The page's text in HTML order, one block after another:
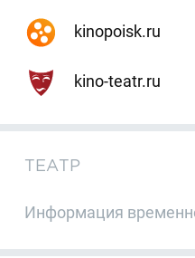
kinopoisk.ru
kino-teatr.ru
ТЕАТР
Информация